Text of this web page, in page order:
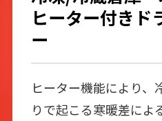
ヒーター付きド
ー
ヒーター機能により、
りで起こる寒暖差によ